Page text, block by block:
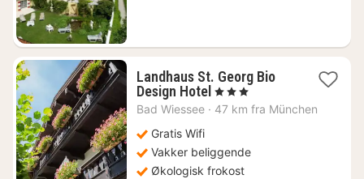
Landhaus St. Georg Bio
Design Hotel 1
natt
kr.
, 3 Stjerner
Bad Wiessee · 47 km fra München
Gratis Wifi
Vakker beliggende
Økologisk frokost